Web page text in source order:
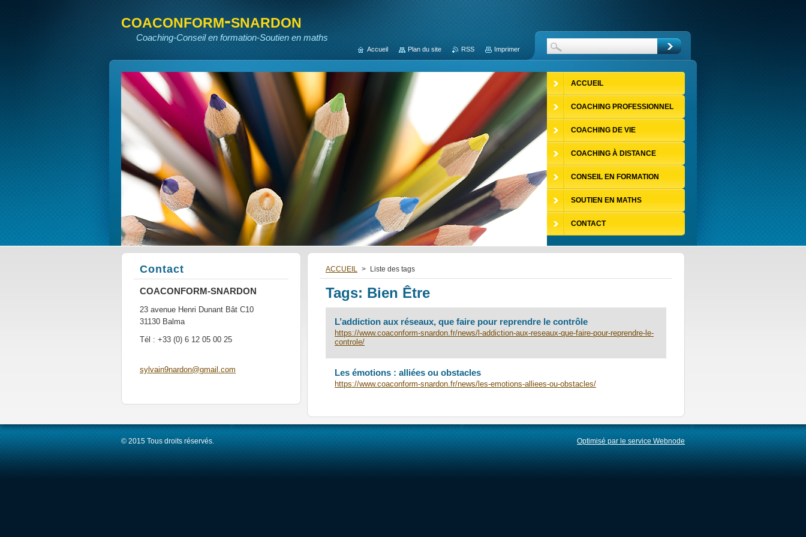
coaconform-snardon
Coaching-Conseil en formation-Soutien en maths
ACCUEIL > Liste des tags
Tags: Bien Être
L’addiction aux réseaux, que faire pour reprendre le contrôle
https://www.coaconform-snardon.fr/news/l-addiction-aux-reseaux-que-faire-pour-reprendre-le-
controle/
Les émotions : alliées ou obstacles
https://www.coaconform-snardon.fr/news/les-emotions-alliees-ou-obstacles/
Contact
COACONFORM-SNARDON
23 avenue Henri Dunant Bât C10
31130 Balma
Tél : +33 (0) 6 12 05 00 25
sylvain9nardon@gmail.com
ACCUEIL
COACHING PROFESSIONNEL
COACHING DE VIE
COACHING À DISTANCE
CONSEIL EN FORMATION
SOUTIEN EN MATHS
CONTACT
Accueil Plan du site RSS Imprimer
© 2015 Tous droits réservés. Optimisé par le service Webnode